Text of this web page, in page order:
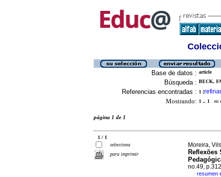
Base de datos : article
Búsqueda : BECK,
Referencias encontradas : 1 [refinar
Mostrando: 1 .. 1 en
página 1 de 1
1 / 1
selecciona
para imprimir
Moreira,
Reflexões
no.49,
· resumen